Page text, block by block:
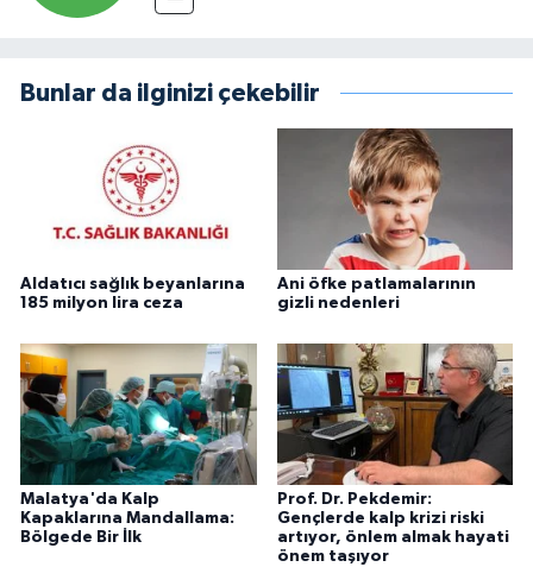
Bunlar da ilginizi çekebilir
Aldatıcı sağlık beyanlarına
185 milyon lira ceza
Ani öfke patlamalarının
gizli nedenleri
Malatya'da Kalp
Kapaklarına Mandallama:
Bölgede Bir İlk
Prof. Dr. Pekdemir:
Gençlerde kalp krizi riski
artıyor, önlem almak hayati
önem taşıyor